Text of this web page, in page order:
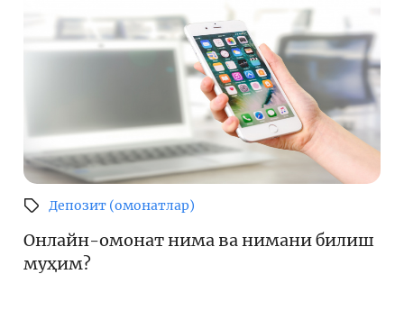
Депозит (омонатлар)
Онлайн-омонат нима ва нимани билиш
муҳим?